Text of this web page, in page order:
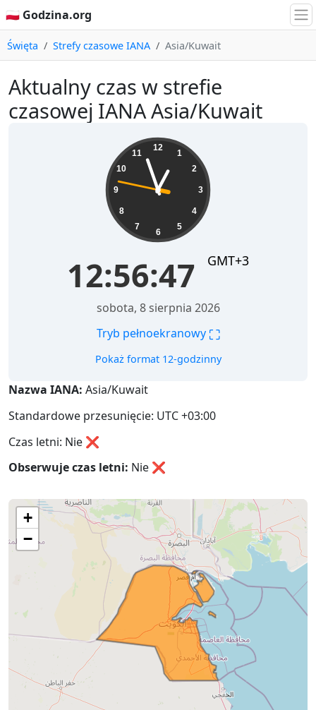
🇵🇱 Godzina.org
Święta Strefy czasowe IANA Asia/Kuwait
Aktualny czas w strefie
czasowej IANA Asia/Kuwait
12
1
2
3
4
5
6
7
8
9
10
11
12:56:47 GMT+3
sobota, 8 sierpnia 2026
Tryb pełnoekranowy ⛶
Pokaż format 12-godzinny
Nazwa IANA: Asia/Kuwait
Standardowe przesunięcie: UTC +03:00
Czas letni: Nie ❌
Obserwuje czas letni: Nie ❌
+
−